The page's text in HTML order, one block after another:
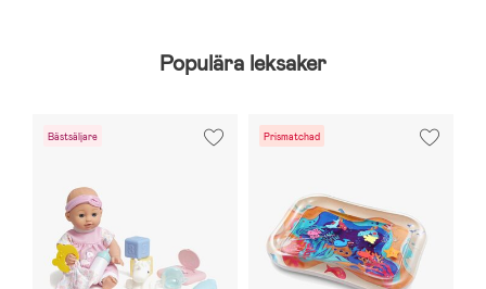
Populära leksaker
Bästsäljare Prismatchad